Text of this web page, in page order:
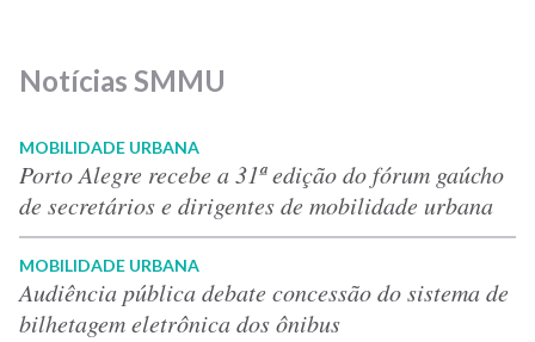
Notícias SMMU
MOBILIDADE URBANA
Porto Alegre recebe a 31ª edição do fórum gaúcho
de secretários e dirigentes de mobilidade urbana
MOBILIDADE URBANA
Audiência pública debate concessão do sistema de
bilhetagem eletrônica dos ônibus